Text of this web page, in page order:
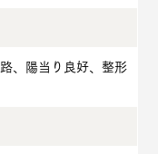
、陽当り良好、整形